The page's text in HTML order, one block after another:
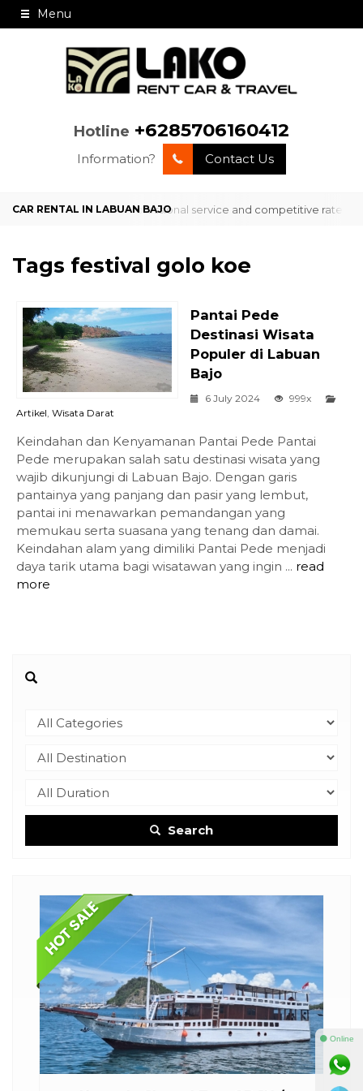
Menu
Hotline +6285706160412
Information? Contact Us
in Labuan Bajo with professional service and competitive rates?
Tags festival golo koe
Pantai Pede
Destinasi Wisata
Populer di Labuan
Bajo
6 July 2024
999x
Artikel, Wisata Darat
Keindahan dan Kenyamanan Pantai Pede Pantai
Pede merupakan salah satu destinasi wisata yang
wajib dikunjungi di Labuan Bajo. Dengan garis
pantainya yang panjang dan pasir yang lembut,
pantai ini menawarkan pemandangan yang
memukau serta suasana yang tenang dan damai.
Keindahan alam yang dimiliki Pantai Pede menjadi
daya tarik utama bagi wisatawan yang ingin ... read
more
Search
⚫ Online